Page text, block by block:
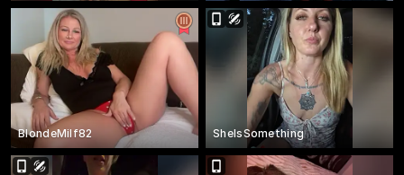
BlondeMilf82 SheIsSomething